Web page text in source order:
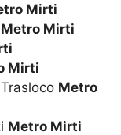
Mirti
Metro Mirti
Mirti
Metro
Metro Mirti